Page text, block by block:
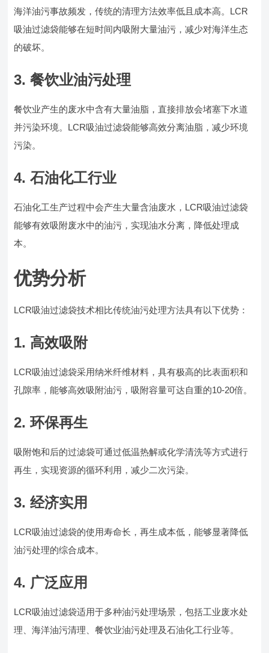
海洋油污事故频发，传统的清理方法效率低且成本高。LCR
吸油过滤袋能够在短时间内吸附大量油污，减少对海洋生态
的破坏。
3. 餐饮业油污处理
餐饮业产生的废水中含有大量油脂，直接排放会堵塞下水道
并污染环境。LCR吸油过滤袋能够高效分离油脂，减少环境
污染。
4. 石油化工行业
石油化工生产过程中会产生大量含油废水，LCR吸油过滤袋
能够有效吸附废水中的油污，实现油水分离，降低处理成
本。
优势分析
LCR吸油过滤袋技术相比传统油污处理方法具有以下优势：
1. 高效吸附
LCR吸油过滤袋采用纳米纤维材料，具有极高的比表面积和
孔隙率，能够高效吸附油污，吸附容量可达自重的10-20倍。
2. 环保再生
吸附饱和后的过滤袋可通过低温热解或化学清洗等方式进行
再生，实现资源的循环利用，减少二次污染。
3. 经济实用
LCR吸油过滤袋的使用寿命长，再生成本低，能够显著降低
油污处理的综合成本。
4. 广泛应用
LCR吸油过滤袋适用于多种油污处理场景，包括工业废水处
理、海洋油污清理、餐饮业油污处理及石油化工行业等。